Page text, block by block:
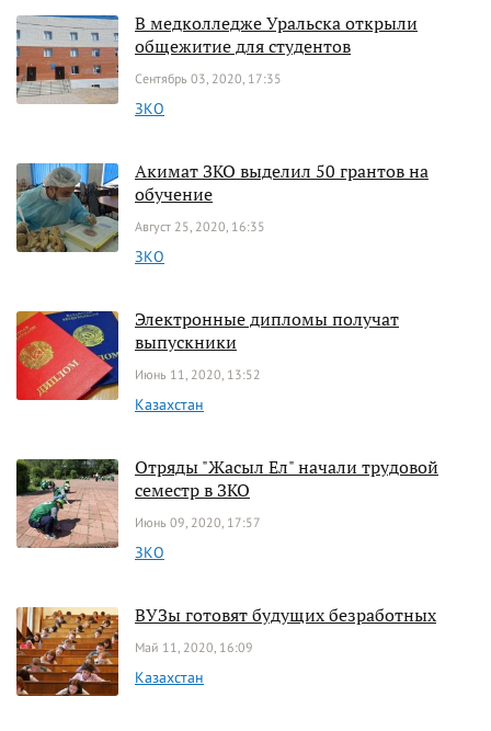
В медколледже Уральска открыли
общежитие для студентов
Сентябрь 03, 2020, 17:35
ЗКО
Акимат ЗКО выделил 50 грантов на
обучение
Август 25, 2020, 16:35
ЗКО
Электронные дипломы получат
выпускники
Июнь 11, 2020, 13:52
Казахстан
Отряды "Жасыл Ел" начали трудовой
семестр в ЗКО
Июнь 09, 2020, 17:57
ЗКО
ВУЗы готовят будущих безработных
Май 11, 2020, 16:09
Казахстан